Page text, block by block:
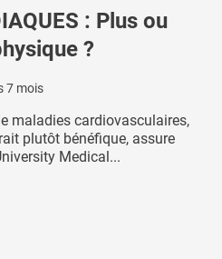
: Plus ou
?
7 mois
maladies cardiovasculaires,
plutôt bénéfique, assure
Medical...